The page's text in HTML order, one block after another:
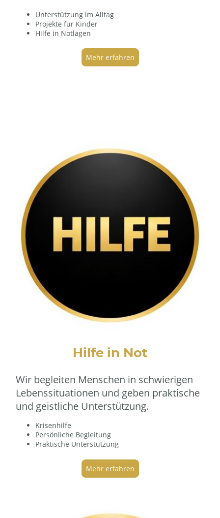
Unterstützung im Alltag
Projekte für Kinder
Hilfe in Notlagen
Mehr erfahren
Hilfe in Not
Wir begleiten Menschen in schwierigen
Lebenssituationen und geben praktische
und geistliche Unterstützung.
Krisenhilfe
Persönliche Begleitung
Praktische Unterstützung
Mehr erfahren